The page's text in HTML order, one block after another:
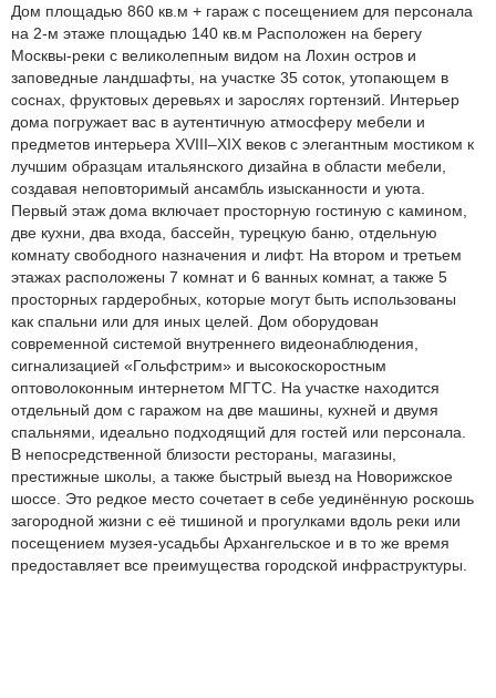
Дом площадью 860 кв.м + гараж с посещением для персонала
на 2-м этаже площадью 140 кв.м Расположен на берегу
Москвы-реки с великолепным видом на Лохин остров и
заповедные ландшафты, на участке 35 соток, утопающем в
соснах, фруктовых деревьях и зарослях гортензий. Интерьер
дома погружает вас в аутентичную атмосферу мебели и
предметов интерьера XVIII–XIX веков с элегантным мостиком к
лучшим образцам итальянского дизайна в области мебели,
создавая неповторимый ансамбль изысканности и уюта.
Первый этаж дома включает просторную гостиную с камином,
две кухни, два входа, бассейн, турецкую баню, отдельную
комнату свободного назначения и лифт. На втором и третьем
этажах расположены 7 комнат и 6 ванных комнат, а также 5
просторных гардеробных, которые могут быть использованы
как спальни или для иных целей. Дом оборудован
современной системой внутреннего видеонаблюдения,
сигнализацией «Гольфстрим» и высокоскоростным
оптоволоконным интернетом МГТС. На участке находится
отдельный дом с гаражом на две машины, кухней и двумя
спальнями, идеально подходящий для гостей или персонала.
В непосредственной близости рестораны, магазины,
престижные школы, а также быстрый выезд на Новорижское
шоссе. Это редкое место сочетает в себе уединённую роскошь
загородной жизни с её тишиной и прогулками вдоль реки или
посещением музея-усадьбы Архангельское и в то же время
предоставляет все преимущества городской инфраструктуры.